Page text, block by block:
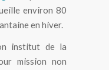
environ 80
en hiver.
institut de la
mission non